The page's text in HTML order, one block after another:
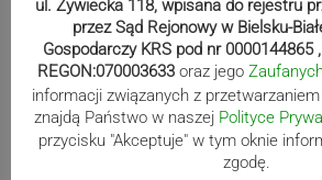
Strażak z Bielska-
Rajdzie Polski
Reklama
ul. Żywiecka 118, wpisana do rejestru
przez Sąd Rejonowy w Bielsku-
Gospodarczy KRS pod nr 0000144865
REGON:070003633 oraz jego
informacji związanych z
znajdą Państwo w naszej Polityce
przycisku "Akceptuje" w tym oknie
zgodę.